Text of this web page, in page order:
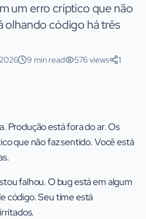
um erro críptico que não
olhando código há três
9 min read 576 views 1
Produção está fora do ar. Os
que não faz sentido. Você está
falhou. O bug está em algum
código. Seu time está